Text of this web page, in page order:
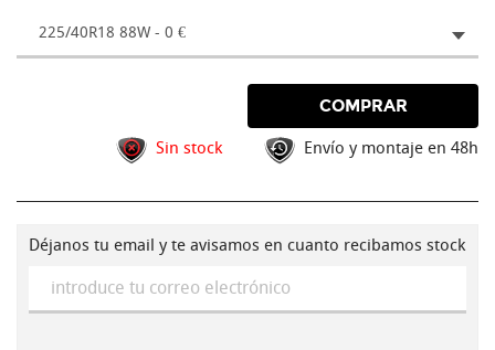
225/40R18 88W - 0 €
COMPRAR
Sin stock Envío y montaje en 48h
Déjanos tu email y te avisamos en cuanto recibamos stock